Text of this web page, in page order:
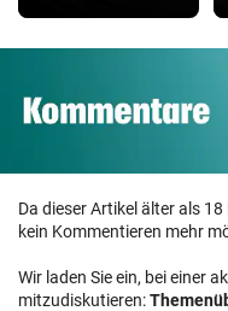
Da dieser Artikel älter als
kein Kommentieren mehr
Wir laden Sie ein, bei einer
mitzudiskutieren: